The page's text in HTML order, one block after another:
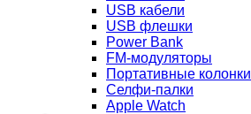
USB кабели
USB флешки
Power Bank
FM-модуляторы
Портативные колонки
Селфи-палки
Apple Watch